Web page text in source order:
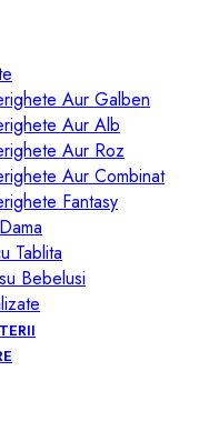
Aur Galben
Aur Alb
Aur Roz
Aur Combinat
Fantasy
Tablita
Bebelusi